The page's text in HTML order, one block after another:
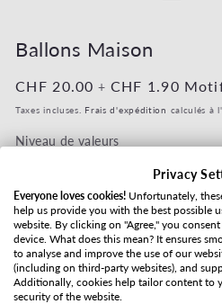
Ballons Maison
Prix habituel
CHF 20.00 + Prix habituel
CHF 1.90
Taxes incluses. Frais d'expédition calculés à
Niveau de valeurs
Mode d'expédition
Distribution postale
3-5 jours
Privacy
Everyone loves cookies! Unfortunately,
help us provide you with the best possible
website. By clicking on "Agree," you
device. What does this mean? It ensures
to analyse and improve the use of our
(including on third-party websites), and
Additionally, cookies help tailor content to
security of the website.